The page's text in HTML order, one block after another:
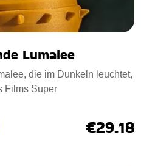
Lumalee
die im Dunkeln leuchtet,
Films Super
€29.18